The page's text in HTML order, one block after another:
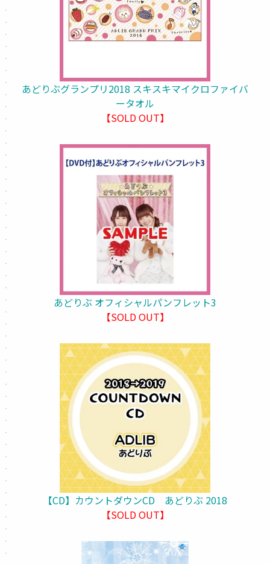
あどりぶグランプリ2018 スキスキマイクロファイバ
ータオル
【SOLD OUT】
あどりぶ オフィシャルパンフレット3
【SOLD OUT】
【CD】カウントダウンCD あどりぶ 2018
【SOLD OUT】